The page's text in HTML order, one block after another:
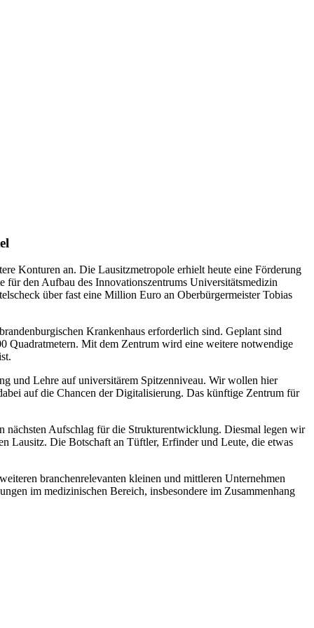
Konturen an. Die Lausitzmetropole erhielt heute eine Förderung
den Aufbau des Innovationszentrums Universitätsmedizin
über fast eine Million Euro an Oberbürgermeister Tobias
Krankenhaus erforderlich sind. Geplant sind
Quadratmetern. Mit dem Zentrum wird eine weitere notwendige
und Lehre auf universitärem Spitzenniveau. Wir wollen hier
auf die Chancen der Digitalisierung. Das künftige Zentrum für
nächsten Aufschlag für die Strukturentwicklung. Diesmal legen wir
Lausitz. Die Botschaft an Tüftler, Erfinder und Leute, die etwas
branchenrelevanten kleinen und mittleren Unternehmen
im medizinischen Bereich, insbesondere im Zusammenhang